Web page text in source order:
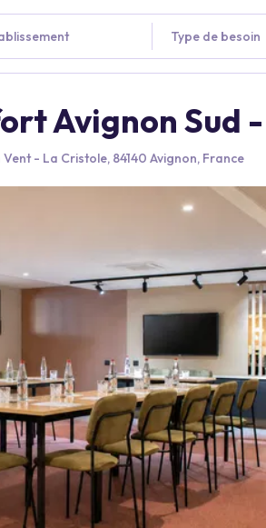
Type de besoin
Avignon Sud
Vent - La Cristole, 84140 Avignon, France